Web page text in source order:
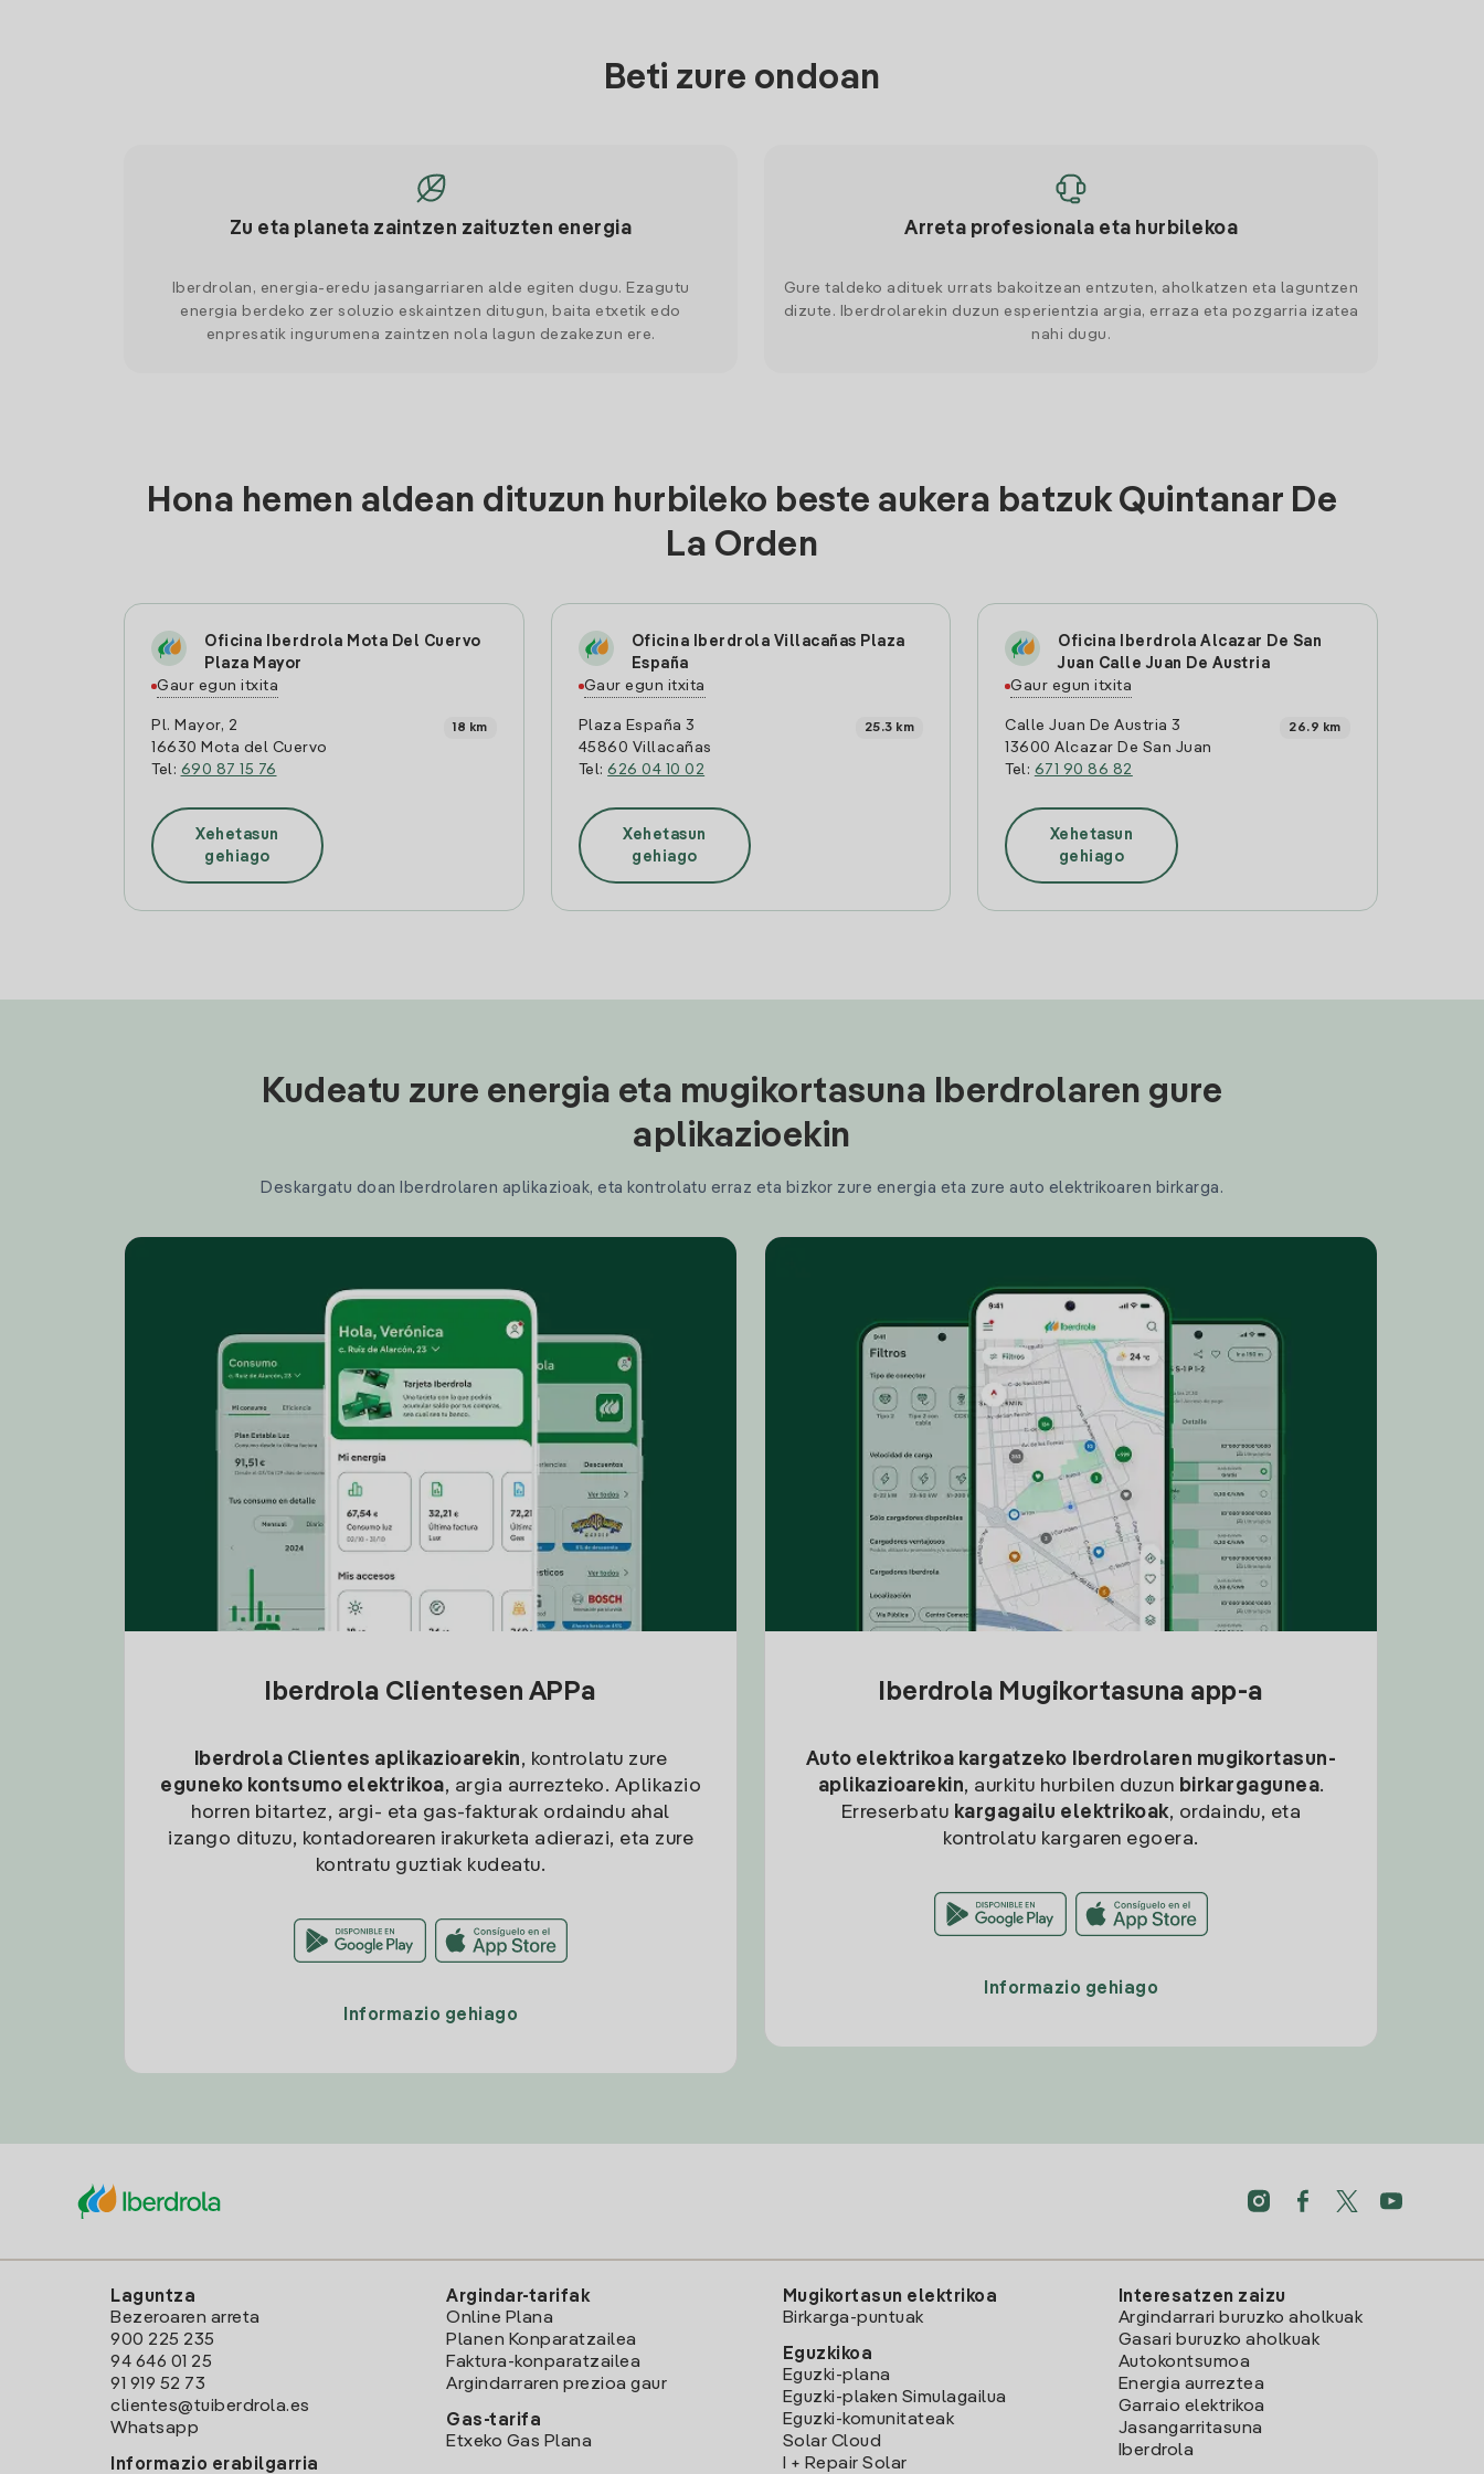
Beti zure ondoan
Zu eta planeta zaintzen zaituzten energia
Iberdrolan, energia-eredu jasangarriaren alde egiten dugu. Ezagutu
energia berdeko zer soluzio eskaintzen ditugun, baita etxetik edo
enpresatik ingurumena zaintzen nola lagun dezakezun ere.
Arreta profesionala eta hurbilekoa
Gure taldeko adituek urrats bakoitzean entzuten, aholkatzen eta laguntzen
dizute. Iberdrolarekin duzun esperientzia argia, erraza eta pozgarria izatea
nahi dugu.
Hona hemen aldean dituzun hurbileko beste aukera batzuk Quintanar De
La Orden
Oficina Iberdrola Mota Del Cuervo
Plaza Mayor
Gaur egun itxita
Pl. Mayor, 2
16630 Mota del Cuervo
Tel: 690 87 15 76
18 km
Xehetasun
gehiago
Oficina Iberdrola Villacañas Plaza
España
Gaur egun itxita
Plaza España 3
45860 Villacañas
Tel:626 04 10 02
25.3 km
Xehetasun
gehiago
Oficina Iberdrola Alcazar De San
Juan Calle Juan De Austria
Gaur egun itxita
Calle Juan De Austria 3
13600 Alcazar De San Juan
Tel: 671 90 86 82
26.9 km
Xehetasun
gehiago
Kudeatu zure energia eta mugikortasuna Iberdrolaren gure
aplikazioekin
Deskargatu doan Iberdrolaren aplikazioak, eta kontrolatu erraz eta bizkor zure energia eta zure auto elektrikoaren birkarga.
Iberdrola Clientesen APPa
Iberdrola Clientes aplikazioarekin, kontrolatu zure
eguneko kontsumo elektrikoa, argia aurrezteko. Aplikazio
horren bitartez, argi- eta gas-fakturak ordaindu ahal
izango dituzu, kontadorearen irakurketa adierazi, eta zure
kontratu guztiak kudeatu.
Informazio gehiago
Iberdrola Mugikortasuna app-a
Auto elektrikoa kargatzeko
Iberdrolaren mugikortasun-
aplikazioarekin, aurkitu hurbilen duzun birkargagunea.
Erreserbatu kargagailu elektrikoak, ordaindu, eta
kontrolatu kargaren egoera.
Informazio gehiago
Laguntza
Bezeroaren arreta
900 225 235
94 646 01 25
91 919 52 73
clientes@tuiberdrola.es
Whatsapp
Informazio erabilgarria
Argindar-tarifak
Online Plana
Planen Konparatzailea
Faktura-konparatzailea
Argindarraren prezioa gaur
Gas-tarifa
Etxeko Gas Plana
Mugikortasun elektrikoa
Birkarga-puntuak
Eguzkikoa
Eguzki-plana
Eguzki-plaken Simulagailua
Eguzki-komunitateak
Solar Cloud
I + Repair Solar
Interesatzen zaizu
Argindarrari buruzko aholkuak
Gasari buruzko aholkuak
Autokontsumoa
Energia aurreztea
Garraio elektrikoa
Jasangarritasuna
Iberdrola